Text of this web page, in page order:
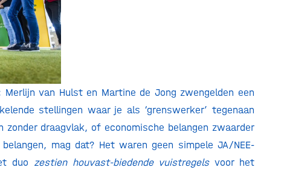
Merlijn van Hulst en Martine de Jong zwengelden een
stellingen waar je als ‘grenswerker’ tegenaan
draagvlak, of economische belangen zwaarder
mag dat? Het waren geen simpele JA/NEE-
duo zestien houvast-biedende vuistregels voor het